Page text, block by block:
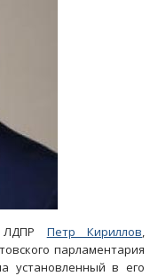
ЛДПР Петр Кириллов,
парламентария
установленный в его